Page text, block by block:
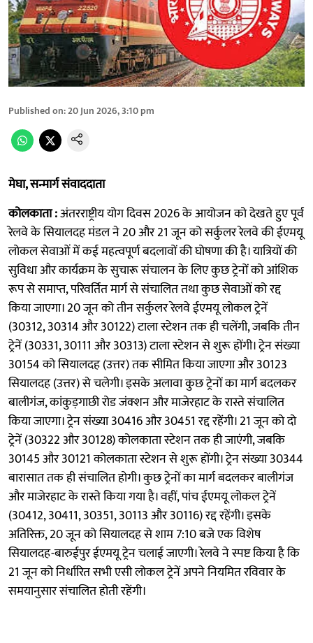
Published on:20 Jun 2026, 3:10 pm
मेघा, सन्मार्ग संवाददाता
कोलकाता :अंतरराष्ट्रीय योग दिवस 2026 के आयोजन को देखते हुए पूर्व
रेलवे के सियालदह मंडल ने 20 और 21 जून को सर्कुलर रेलवे की ईएमयू
लोकल सेवाओं में कई महत्वपूर्ण बदलावों की घोषणा की है। यात्रियों की
सुविधा और कार्यक्रम के सुचारू संचालन के लिए कुछ ट्रेनों को आंशिक
रूप से समाप्त, परिवर्तित मार्ग से संचालित तथा कुछ सेवाओं को रद्द
किया जाएगा। 20 जून को तीन सर्कुलर रेलवे ईएमयू लोकल ट्रेनें
(30312, 30314 और 30122) टाला स्टेशन तक ही चलेंगी, जबकि तीन
ट्रेनें (30331, 30111 और 30313) टाला स्टेशन से शुरू होंगी। ट्रेन संख्या
30154 को सियालदह (उत्तर) तक सीमित किया जाएगा और 30123
सियालदह (उत्तर) से चलेगी। इसके अलावा कुछ ट्रेनों का मार्ग बदलकर
बालीगंज, कांकुड़गाछी रोड जंक्शन और माजेरहाट के रास्ते संचालित
किया जाएगा। ट्रेन संख्या 30416 और 30451 रद्द रहेंगी। 21 जून को दो
ट्रेनें (30322 और 30128) कोलकाता स्टेशन तक ही जाएंगी, जबकि
30145 और 30121 कोलकाता स्टेशन से शुरू होंगी। ट्रेन संख्या 30344
बारासात तक ही संचालित होगी। कुछ ट्रेनों का मार्ग बदलकर बालीगंज
और माजेरहाट के रास्ते किया गया है। वहीं, पांच ईएमयू लोकल ट्रेनें
(30412, 30411, 30351, 30113 और 30116) रद्द रहेंगी। इसके
अतिरिक्त, 20 जून को सियालदह से शाम 7:10 बजे एक विशेष
सियालदह-बारुईपुर ईएमयू ट्रेन चलाई जाएगी। रेलवे ने स्पष्ट किया है कि
21 जून को निर्धारित सभी एसी लोकल ट्रेनें अपने नियमित रविवार के
समयानुसार संचालित होती रहेंगी।